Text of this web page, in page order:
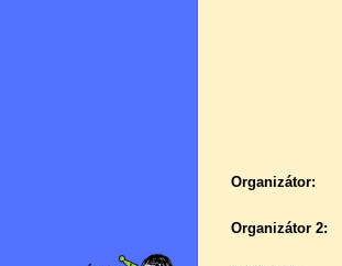
Organizátor:
Organizátor 2: